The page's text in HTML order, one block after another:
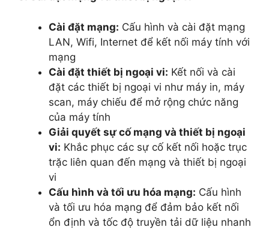
Cài đặt mạng: Cấu hình và cài đặt mạng
LAN, Wifi, Internet để kết nối máy tính với
mạng
Cài đặt thiết bị ngoại vi: Kết nối và cài
đặt các thiết bị ngoại vi như máy in, máy
scan, máy chiếu để mở rộng chức năng
của máy tính
Giải quyết sự cố mạng và thiết bị ngoại
vi: Khắc phục các sự cố kết nối hoặc trục
trặc liên quan đến mạng và thiết bị ngoại
vi
Cấu hình và tối ưu hóa mạng: Cấu hình
và tối ưu hóa mạng để đảm bảo kết nối
ổn định và tốc độ truyền tải dữ liệu nhanh